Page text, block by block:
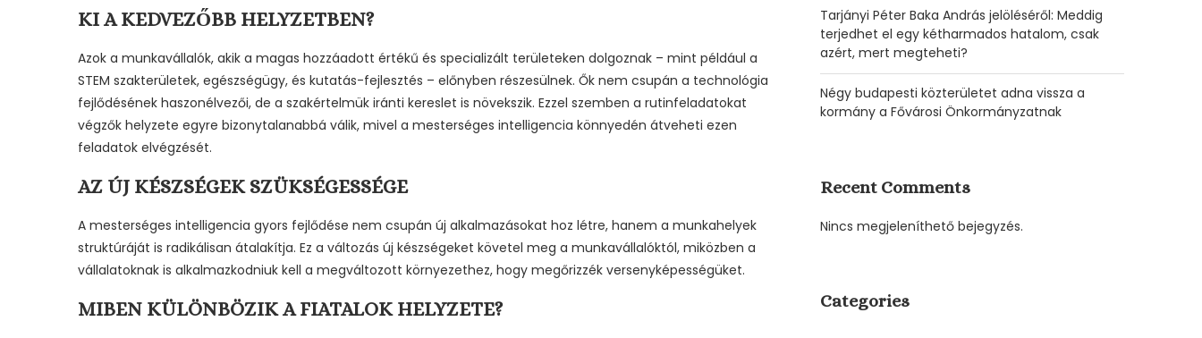
KI A KEDVEZŐBB HELYZETBEN?
Azok a munkavállalók, akik a magas hozzáadott értékű és specializált területeken dolgoznak – mint például a
STEM szakterületek, egészségügy, és kutatás-fejlesztés – előnyben részesülnek. Ők nem csupán a technológia
fejlődésének haszonélvezői, de a szakértelmük iránti kereslet is növekszik. Ezzel szemben a rutinfeladatokat
végzők helyzete egyre bizonytalanabbá válik, mivel a mesterséges intelligencia könnyedén átveheti ezen
feladatok elvégzését.
AZ ÚJ KÉSZSÉGEK SZÜKSÉGESSÉGE
A mesterséges intelligencia gyors fejlődése nem csupán új alkalmazásokat hoz létre, hanem a munkahelyek
struktúráját is radikálisan átalakítja. Ez a változás új készségeket követel meg a munkavállalóktól, miközben a
vállalatoknak is alkalmazkodniuk kell a megváltozott környezethez, hogy megőrizzék versenyképességüket.
MIBEN KÜLÖNBÖZIK A FIATALOK HELYZETE?
Tarjányi Péter Baka András jelöléséről: Meddig
terjedhet el egy kétharmados hatalom, csak
azért, mert megteheti?
Négy budapesti közterületet adna vissza a
kormány a Fővárosi Önkormányzatnak
Recent Comments
Nincs megjeleníthető bejegyzés.
Categories